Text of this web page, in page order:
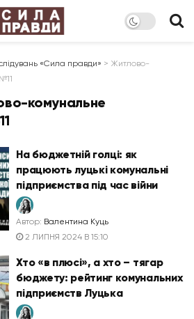
«Сила правди» > Житлово-
комунальне
На бюджетній голці: як
працюють луцькі комунальні
підприємства під час війни
Автор: Валентина Куць
2 ЛИПНЯ 2024 В 15:10
Хто «в плюсі», а хто – тягар
бюджету: рейтинг комунальних
підприємств Луцька